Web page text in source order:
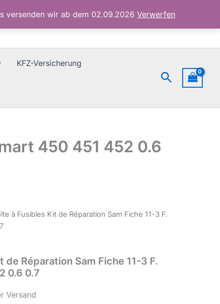
versenden wir ab dem 02.09.2026 Verwerfen
KFZ-Versicherung
Suchen
450 451 452 0.6
à Fusibles Kit de Réparation Sam Fiche 11-3 F.
de Réparation Sam Fiche 11-3 F.
0.6 0.7
Versand
Sam
Fiche
11-
F.
Smart
450
0.7